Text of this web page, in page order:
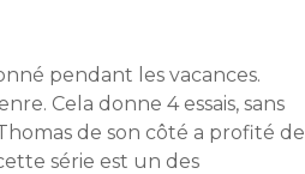
pendant les vacances.
Cela donne 4 essais, sans
de son côté a profité de
série est un des